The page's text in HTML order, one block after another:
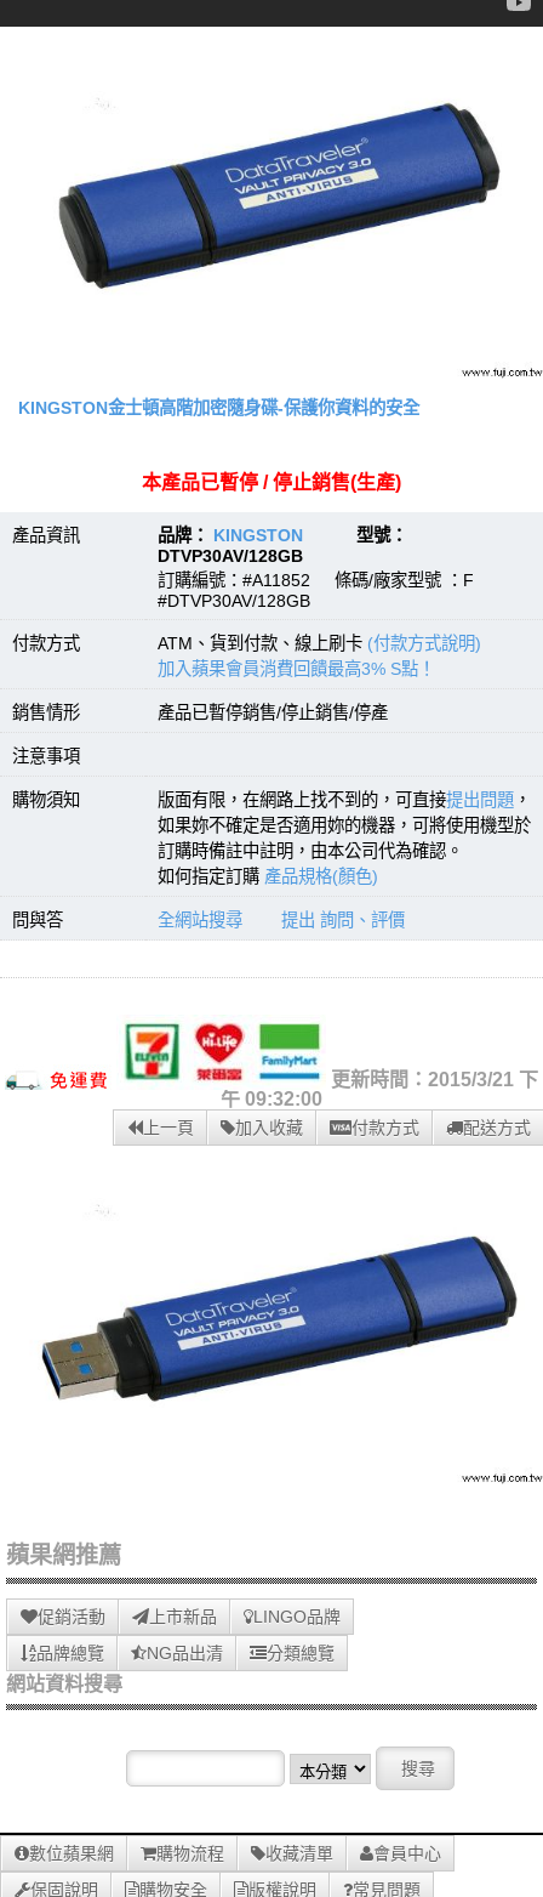
KINGSTON金士頓高階加密隨身碟-保護你資料的安全
本產品已暫停 / 停止銷售(生產)
產品資訊 品牌： KINGSTON 型號：
DTVP30AV/128GB
訂購編號：#A11852 條碼/廠家型號 ：F
#DTVP30AV/128GB
付款方式 ATM、貨到付款、線上刷卡 (付款方式說明)
加入蘋果會員消費回饋最高3% S點！
銷售情形 產品已暫停銷售/停止銷售/停產
注意事項
購物須知 版面有限，在網路上找不到的，可直接提出問題 ，
如果妳不確定是否適用妳的機器，可將使用機型於
訂購時備註中註明，由本公司代為確認。
如何指定訂購 產品規格(顏色)
問與答 全網站搜尋 提出 詢問、評價
更新時間：2015/3/21 下
午 09:32:00
上一頁 加入收藏 付款方式 配送方式
蘋果網推薦
促銷活動 上市新品
LINGO品牌
品牌總覽
NG品出清 分類總覽
網站資料搜尋
數位蘋果網 購物流程 收藏清單
會員中心
保固說明
購物安全 版權說明 常見問題